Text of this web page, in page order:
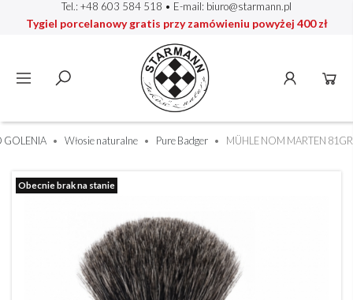
Tel.: +48 603 584 518 • E-mail: biuro@starmann.pl
Tygiel porcelanowy gratis przy zamówieniu powyżej 400 zł
GOLENIA Włosie naturalne Pure Badger MÜHLE NOM MARTEN 81GR
Obecnie brak na stanie